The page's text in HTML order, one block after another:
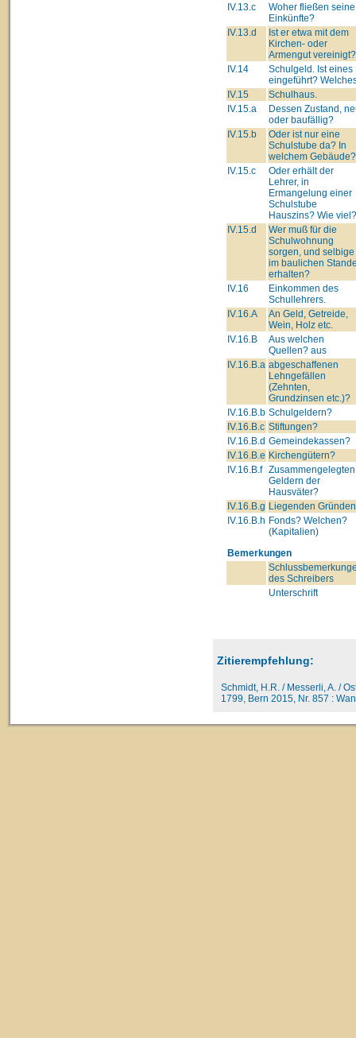
IV.13.c
Woher fließen seine
Einkünfte?
IV.13.d
Ist er etwa mit dem
Kirchen- oder
Armengut vereinigt?
IV.14
Schulgeld. Ist eines
eingeführt?
IV.15
Schulhaus.
IV.15.a
Dessen Zustand,
oder baufällig?
IV.15.b
Oder ist nur eine
Schulstube da? In
welchem Gebäude?
IV.15.c
Oder erhält der
Lehrer, in
Ermangelung einer
Schulstube
Hauszins? Wie viel?
IV.15.d
Wer muß für die
Schulwohnung
sorgen, und selbige
im baulichen
erhalten?
IV.16
Einkommen des
Schullehrers.
IV.16.A
An Geld, Getreide,
Wein, Holz etc.
IV.16.B
Aus welchen
Quellen? aus
IV.16.B.a abgeschaffenen
Lehngefällen
(Zehnten,
Grundzinsen etc.)?
IV.16.B.b Schulgeldern?
IV.16.B.c Stiftungen?
IV.16.B.d Gemeindekassen?
IV.16.B.e Kirchengütern?
IV.16.B.f Zusammengelegten
Geldern der
Hausväter?
IV.16.B.g Liegenden
IV.16.B.h Fonds? Welchen?
(Kapitalien)
Bemerkungen
des Schreibers
Unterschrift
Zitierempfehlung:
Schmidt, H.R. / Messerli, A. /
1799, Bern 2015, Nr. 857 :